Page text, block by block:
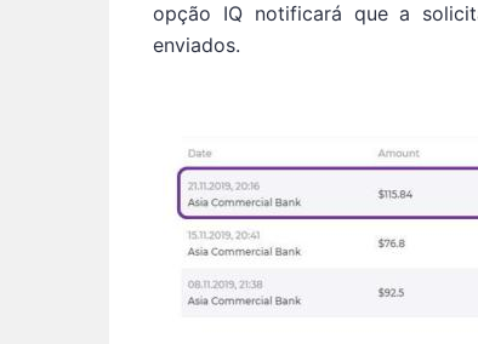
opção IQ notificará que a
enviados.